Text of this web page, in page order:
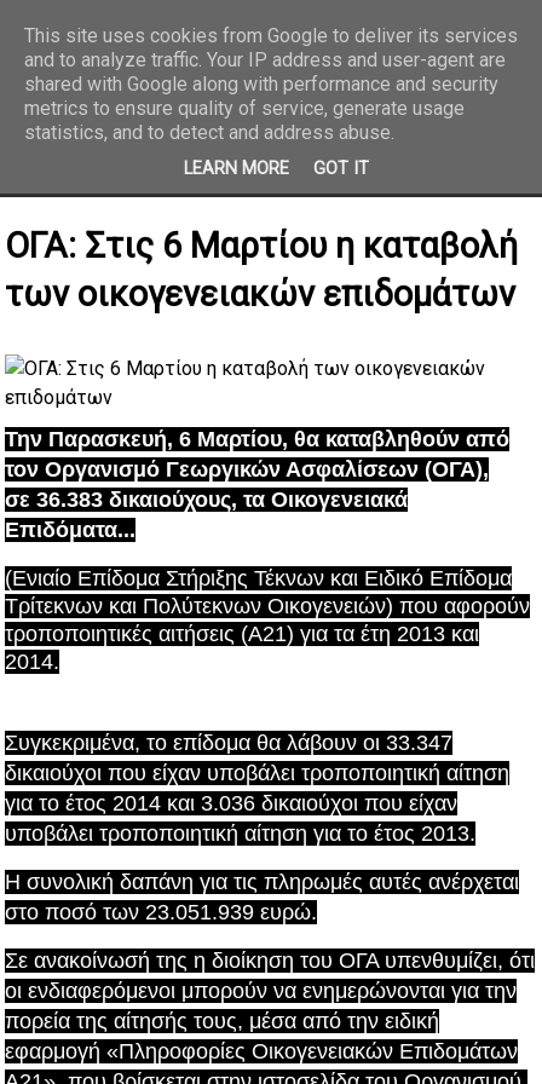
REPORTAZ NET
ΟΓΑ: Στις 6 Μαρτίου η καταβολή
των οικογενειακών επιδομάτων
Την Παρασκευή, 6 Μαρτίου, θα καταβληθούν από
τον Οργανισμό Γεωργικών Ασφαλίσεων (ΟΓΑ),
σε 36.383 δικαιούχους, τα Οικογενειακά
Επιδόματα...
(Ενιαίο Επίδομα Στήριξης Τέκνων και Ειδικό Επίδομα
Τρίτεκνων και Πολύτεκνων Οικογενειών) που αφορούν
τροποποιητικές αιτήσεις (A21) για τα έτη 2013 και
2014.
Συγκεκριμένα, το επίδομα θα λάβουν οι 33.347
δικαιούχοι που είχαν υποβάλει τροποποιητική αίτηση
για το έτος 2014 και 3.036 δικαιούχοι που είχαν
υποβάλει τροποποιητική αίτηση για το έτος 2013.
Η συνολική δαπάνη για τις πληρωμές αυτές ανέρχεται
στο ποσό των 23.051.939 ευρώ.
Σε ανακοίνωσή της η διοίκηση του ΟΓΑ υπενθυμίζει, ότι
οι ενδιαφερόμενοι μπορούν να ενημερώνονται για την
πορεία της αίτησής τους, μέσα από την ειδική
εφαρμογή «Πληροφορίες Οικογενειακών Επιδομάτων
This site uses cookies from Google to deliver its services
and to analyze traffic. Your IP address and user-agent are
shared with Google along with performance and security
metrics to ensure quality of service, generate usage
statistics, and to detect and address abuse.
LEARN MORE GOT IT